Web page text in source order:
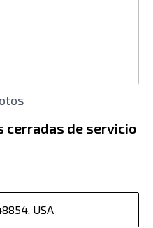
cerradas de servicio
USA